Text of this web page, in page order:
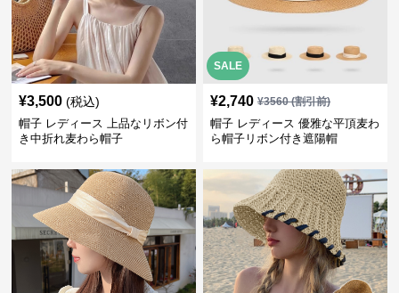
¥3,500 (税込)
帽子 レディース 上品なリボン付
き中折れ麦わら帽子
SALE
¥2,740 ¥3560(割引前)
帽子 レディース 優雅な平頂麦わ
ら帽子リボン付き遮陽帽